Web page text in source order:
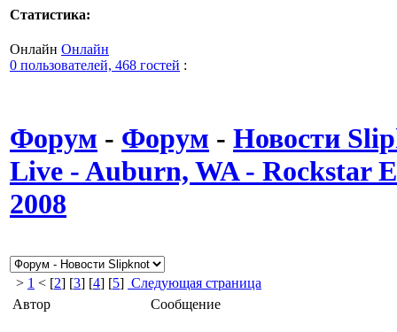
Статистика:
Онлайн Онлайн
0 пользователей, 468 гостей :
Форум - Форум - Новости
Live - Auburn, WA - Rockstar
2008
> 1 < [2] [3] [4] [5] Следующая страница
Автор
Сообщение